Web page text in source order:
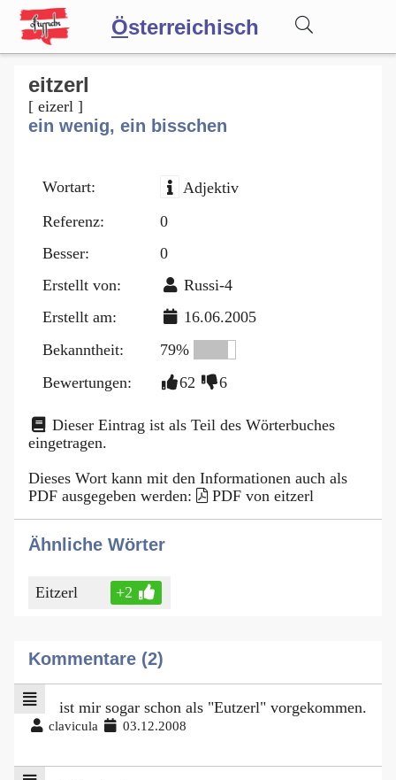
Österreichisch
Wörterbuch
Forum
Blog
eitzerl
[ eizerl ]
ein wenig, ein bisschen
Wortart:
Adjektiv
Referenz:
0
Besser:
0
Erstellt von:
Russi-4
Erstellt am:
16.06.2005
Bekanntheit:
79%
Bewertungen:
62 6
Dieser Eintrag ist als Teil des Wörterbuches
eingetragen.
Dieses Wort kann mit den Informationen auch als
PDF ausgegeben werden:
PDF von eitzerl
Ähnliche Wörter
Eitzerl +2
Kommentare (2)
ist mir sogar schon als "Eutzerl" vorgekommen.
clavicula 03.12.2008